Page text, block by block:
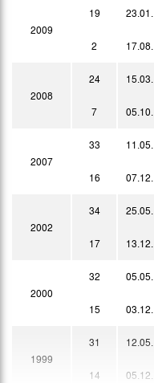
2009
19 23.01.
2
17.08.
2008
24 15.03.
7
05.10.
2007
33 11.05.
16
07.12.
2002
34 25.05.
17
13.12.
2000
32 05.05.
15
03.12.
1999
31 12.05.
14
05.12.